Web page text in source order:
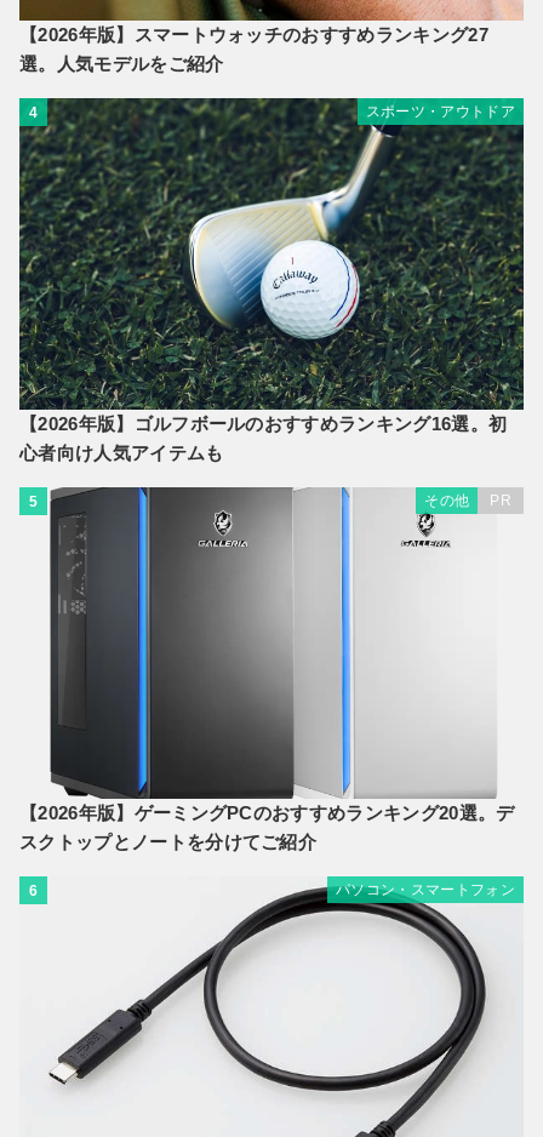
【2026年版】スマートウォッチのおすすめランキング27
選。人気モデルをご紹介
4 スポーツ・アウトドア
【2026年版】ゴルフボールのおすすめランキング16選。初
心者向け人気アイテムも
5 その他 PR
【2026年版】ゲーミングPCのおすすめランキング20選。デ
スクトップとノートを分けてご紹介
6 パソコン・スマートフォン